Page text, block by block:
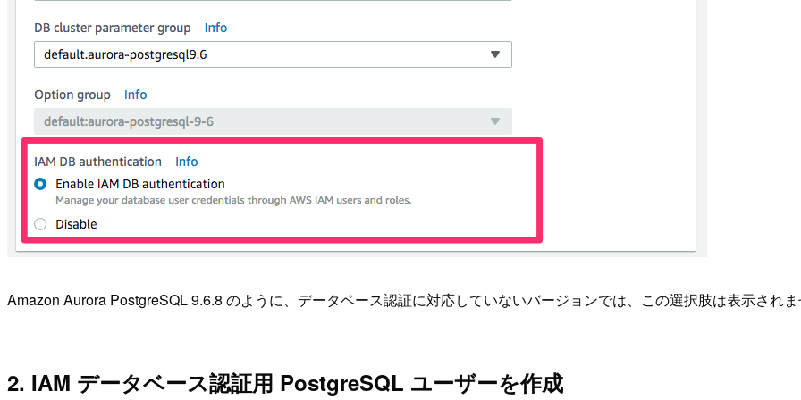
Amazon Aurora PostgreSQL 9.6.8 のように、データベース認証に対応していないバージョンでは、この選択肢は表示され
2. IAM データベース認証用 PostgreSQL ユーザーを作成